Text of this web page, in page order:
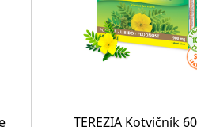
TEREZIA Kotvičník